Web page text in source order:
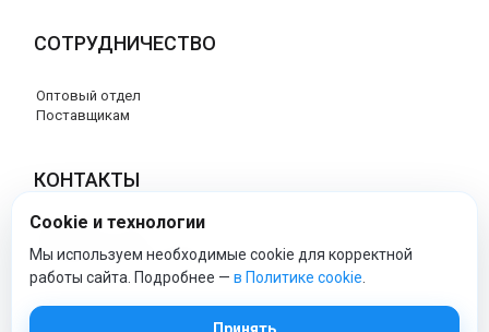
СОТРУДНИЧЕСТВО
Оптовый отдел
Поставщикам
КОНТАКТЫ
8 (800) 707-17-56
info@peg-perego-market.ru
Cookie и технологии
Мы используем необходимые cookie для корректной
работы сайта. Подробнее — в Политике cookie